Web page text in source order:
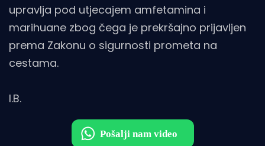
upravlja pod utjecajem amfetamina i
marihuane zbog čega je prekršajno prijavljen
prema Zakonu o sigurnosti prometa na
cestama.
I.B.